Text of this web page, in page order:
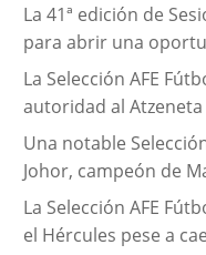
a
s
La 41ª edición de
para abrir una
La Selección AFE
autoridad al Atzeneta
Una notable
Johor, campeón de
La Selección AFE
el Hércules pese a